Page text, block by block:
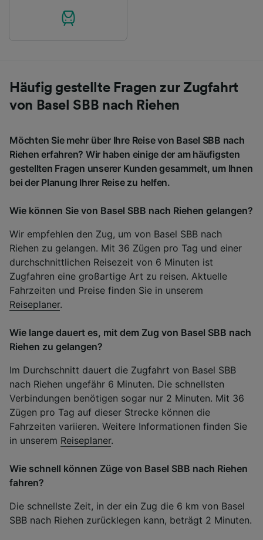
Häufig gestellte Fragen zur Zugfahrt
von Basel SBB nach Riehen
Möchten Sie mehr über Ihre Reise von Basel SBB nach
Riehen erfahren? Wir haben einige der am häufigsten
gestellten Fragen unserer Kunden gesammelt, um Ihnen
bei der Planung Ihrer Reise zu helfen.
Wie können Sie von Basel SBB nach Riehen gelangen?
Wir empfehlen den Zug, um von Basel SBB nach
Riehen zu gelangen. Mit 36 Zügen pro Tag und einer
durchschnittlichen Reisezeit von 6 Minuten ist
Zugfahren eine großartige Art zu reisen. Aktuelle
Fahrzeiten und Preise finden Sie in unserem
Reiseplaner.
Wie lange dauert es, mit dem Zug von Basel SBB nach
Riehen zu gelangen?
Im Durchschnitt dauert die Zugfahrt von Basel SBB
nach Riehen ungefähr 6 Minuten. Die schnellsten
Verbindungen benötigen sogar nur 2 Minuten. Mit 36
Zügen pro Tag auf dieser Strecke können die
Fahrzeiten variieren. Weitere Informationen finden Sie
in unserem Reiseplaner.
Wie schnell können Züge von Basel SBB nach Riehen
fahren?
Die schnellste Zeit, in der ein Zug die 6 km von Basel
SBB nach Riehen zurücklegen kann, beträgt 2 Minuten.